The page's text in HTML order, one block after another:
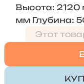
Высота:
мм Глубина:
Этот